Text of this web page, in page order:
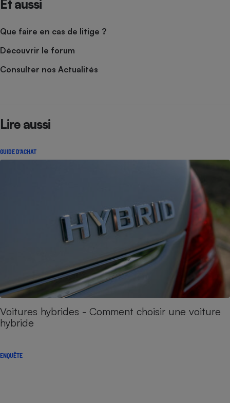
Et aussi
Que faire en cas de litige ?
Découvrir le forum
Consulter nos Actualités
Lire aussi
GUIDE D'ACHAT
Voitures hybrides - Comment choisir une voiture
hybride
ENQUÊTE